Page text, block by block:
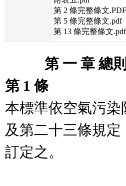
第 2 條完整條文.PDF
第 5 條完整條文.pdf
第 13 條完整條文.pdf
第 一 章 總則
第 1 條
本標準依空氣污
及第二十三條規定
訂定之。